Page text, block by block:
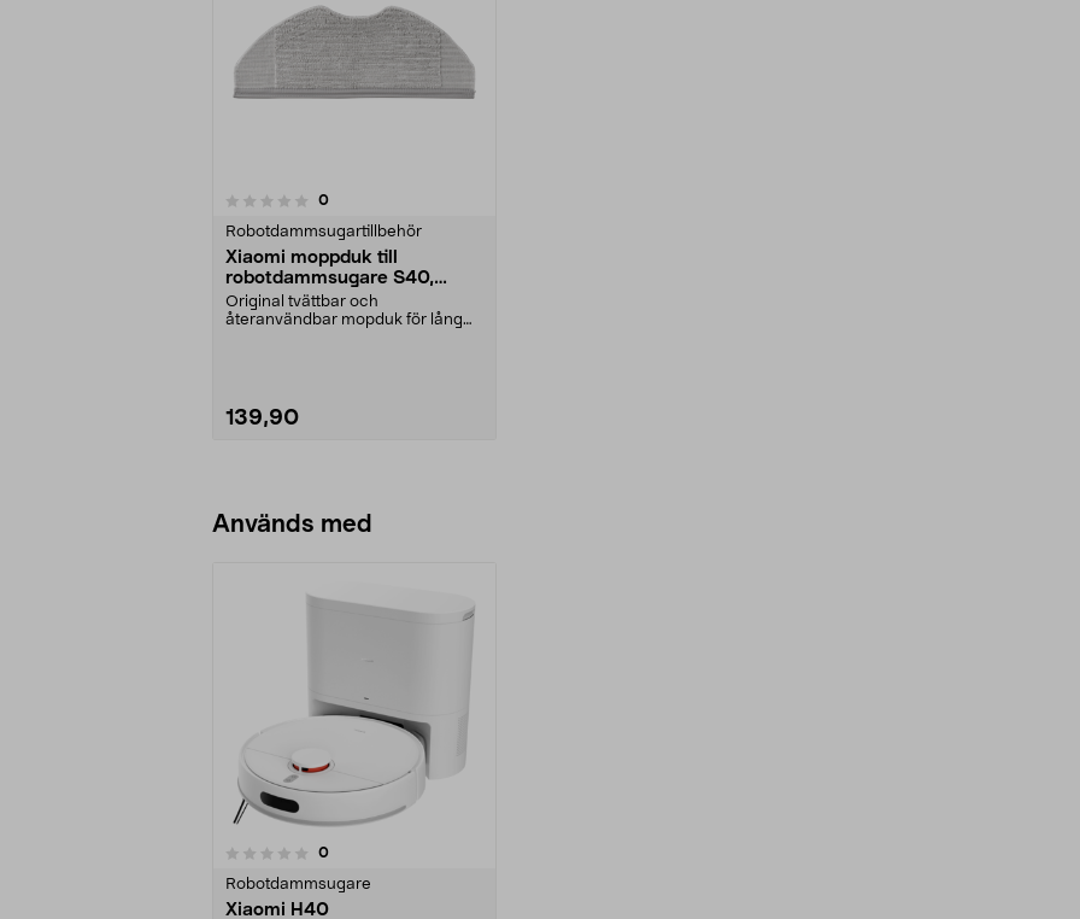
0recensioner
Robotdammsugartillbehör
Xiaomi moppduk till
robotdammsugare S40,
S40C, H40, 2-pack
Original tvättbar och
återanvändbar mopduk för lång
139,90
Används med
0recensioner
Robotdammsugare
Xiaomi H40